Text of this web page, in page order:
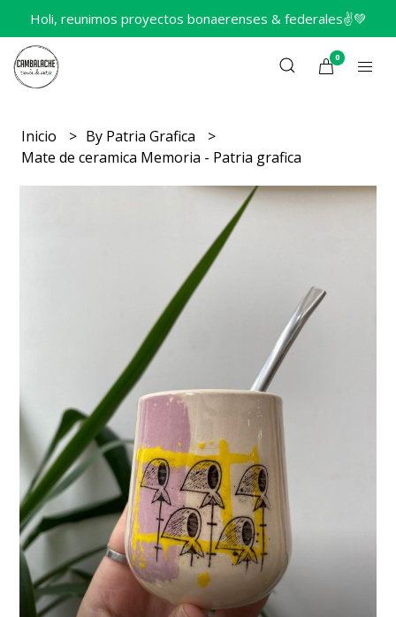
Holi, reunimos proyectos bonaerenses & federales✌️💚
0
Inicio
By Patria Grafica
Mate de ceramica Memoria - Patria grafica